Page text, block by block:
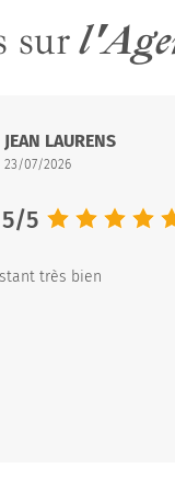
sur
JOURDAIN – France
15 rue Louis Aygobère –
JEAN LAURENS
23/07/2026
Note moyenne :
5/5
très bien